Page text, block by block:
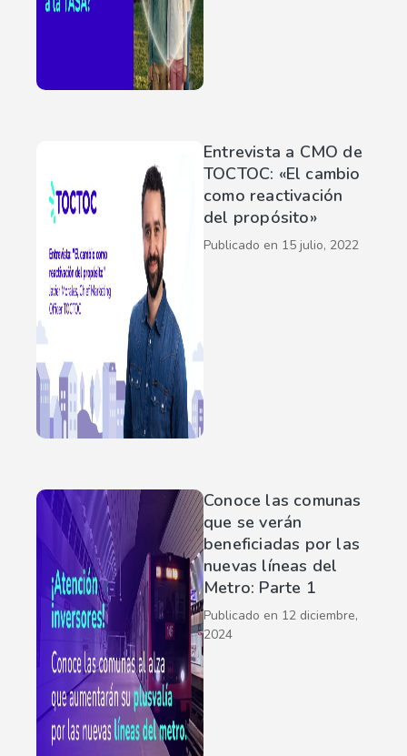
Entrevista a CMO de
TOCTOC: «El cambio
como reactivación
del propósito»
Publicado en 15 julio, 2022
Conoce las comunas
que se verán
beneficiadas por las
nuevas líneas del
Metro: Parte 1
Publicado en 12 diciembre,
2024